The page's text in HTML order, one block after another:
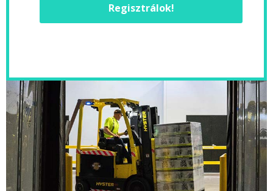
Regisztrálok!